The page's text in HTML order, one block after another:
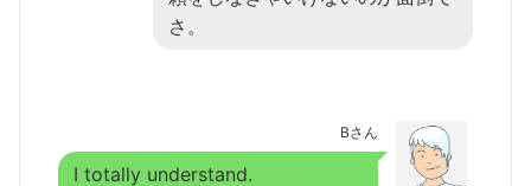
さ。
Bさん
I totally understand.